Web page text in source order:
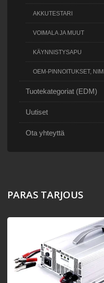
AKKUTESTARI
VOIMALA JA MUUT
KÄYNNISTYSAPU
OEM-PINNOITUKSET,
Tuotekategoriat (EDM)
Uutiset
Ota yhteyttä
PARAS TARJOUS